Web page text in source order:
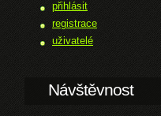
přihlásit
registrace
uživatelé
Návštěvnost